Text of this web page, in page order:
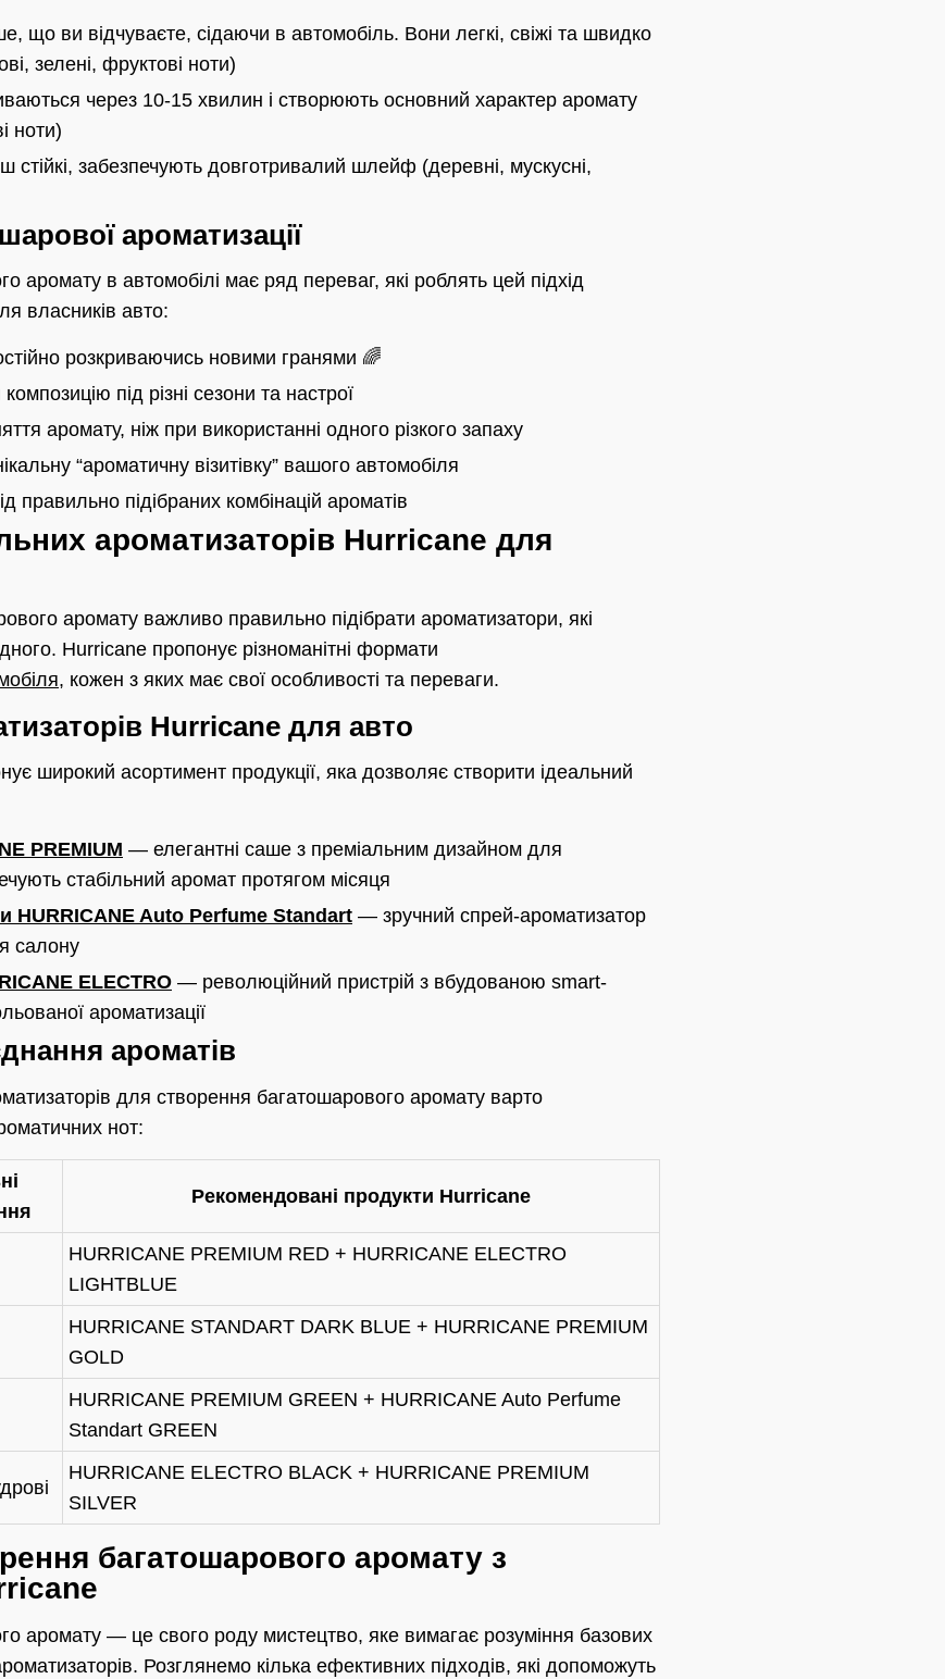
що ви відчуваєте, сідаючи в автомобіль. Вони легкі, свіжі та швидко
зелені, фруктові ноти)
через 10-15 хвилин і створюють основний характер аромату
ноти)
стійкі, забезпечують довготривалий шлейф (деревні, мускусні,
ароматизації
аромату в автомобілі має ряд переваг, які роблять цей підхід
власників авто:
розкриваючись новими гранями 🌈
під різні сезони та настрої
аромату, ніж при використанні одного різкого запаху
“ароматичну візитівку” вашого автомобіля
правильно підібраних комбінацій ароматів
ароматизаторів Hurricane для
аромату важливо правильно підібрати ароматизатори, які
Hurricane пропонує різноманітні формати
, кожен з яких має свої особливості та переваги.
Hurricane для авто
широкий асортимент продукції, яка дозволяє створити ідеальний
PREMIUM — елегантні саше з преміальним дизайном для
стабільний аромат протягом місяця
HURRICANE Auto Perfume Standart — зручний спрей-ароматизатор
салону
ELECTRO — революційний пристрій з вбудованою smart-
ароматизації
ароматів
для створення багатошарового аромату варто
нот:
Рекомендовані продукти Hurricane
HURRICANE PREMIUM RED + HURRICANE ELECTRO
LIGHTBLUE
HURRICANE STANDART DARK BLUE + HURRICANE PREMIUM
GOLD
HURRICANE PREMIUM GREEN + HURRICANE Auto Perfume
Standart GREEN
HURRICANE ELECTRO BLACK + HURRICANE PREMIUM
SILVER
багатошарового аромату з
аромату — це свого роду мистецтво, яке вимагає розуміння базових
Розглянемо кілька ефективних підходів, які допоможуть